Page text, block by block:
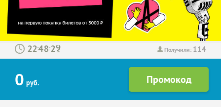
Получили: 114
: :
0 руб.